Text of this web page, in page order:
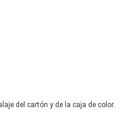
del cartón y de la caja de color.